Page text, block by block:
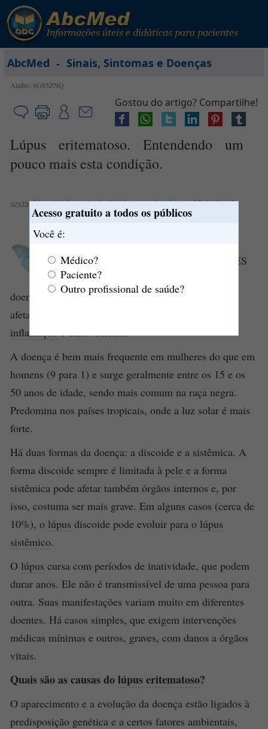
Acesso gratuito a todos os públicos
Você é:
Médico?
Paciente?
Outro profissional de saúde?
AbcMed - Sinais, Sintomas e Doenças
Atalho: 6G85ZNQ
Gostou do artigo? Compartilhe!
Lúpus eritematoso. Entendendo um
pouco mais esta condição.
sexta-feira, 11 de maio de 2012- Atualizado em 27/09/2013
O
(LES
ou
doença
autoimunede causa desconhecida, que pode
afetar qualquer parte do corpo e que resulta em
inflamaçãoe dano tecidual.
A doença é bem mais frequente em mulheres do que em
homens (9 para 1) e surge geralmente entre os 15 e os
50 anos de idade, sendo mais comum na raça negra.
Predomina nos países tropicais, onde a luz solar é mais
forte.
Há duas formas da doença: a discoide e a sistêmica. A
forma discoide sempre é limitada à pele e a forma
sistêmica pode afetar também órgãos internos e, por
isso, costuma ser mais grave. Em alguns casos (cerca de
10%), o lúpus discoide pode evoluir para o lúpus
sistêmico.
O lúpus cursa com períodos de inatividade, que podem
durar anos. Ele não é transmissível de uma pessoa para
outra. Suas manifestações variam muito em diferentes
doentes. Há casos simples, que exigem intervenções
médicas mínimas e outros, graves, com danos a órgãos
vitais.
Quais são as causas dolúpuseritematoso?
O aparecimento e a evolução da doença estão ligados à
predisposição genética e a certos fatores ambientais,